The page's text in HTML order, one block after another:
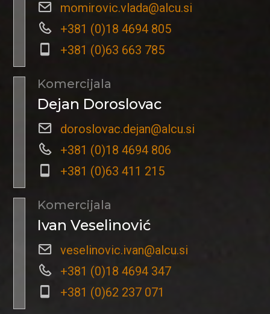
momirovic.vlada@alcu.si
+381 (0)18 4694 805
+381 (0)63 663 785
Komercijala
Dejan Doroslovac
doroslovac.dejan@alcu.si
+381 (0)18 4694 806
+381 (0)63 411 215
Komercijala
Ivan Veselinović
veselinovic.ivan@alcu.si
+381 (0)18 4694 347
+381 (0)62 237 071